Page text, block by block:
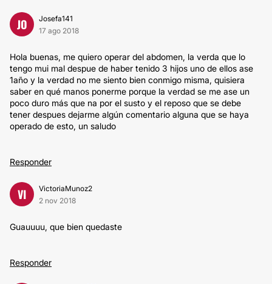
JO
Josefa141
17 ago 2018
Hola buenas, me quiero operar del abdomen, la verda que lo
tengo mui mal despue de haber tenido 3 hijos uno de ellos ase
1año y la verdad no me siento bien conmigo misma, quisiera
saber en qué manos ponerme porque la verdad se me ase un
poco duro más que na por el susto y el reposo que se debe
tener despues dejarme algún comentario alguna que se haya
operado de esto, un saludo
Responder
VI
VictoriaMunoz2
2 nov 2018
Guauuuu, que bien quedaste
Responder